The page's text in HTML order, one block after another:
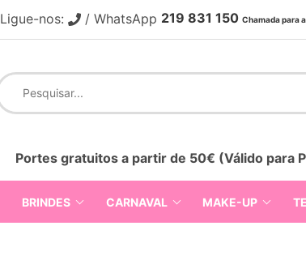
Ligue-nos: / WhatsApp 219 831 150 Chamada para
Portes gratuitos a partir de 50€ (Válido para
BRINDES CARNAVAL MAKE-UP